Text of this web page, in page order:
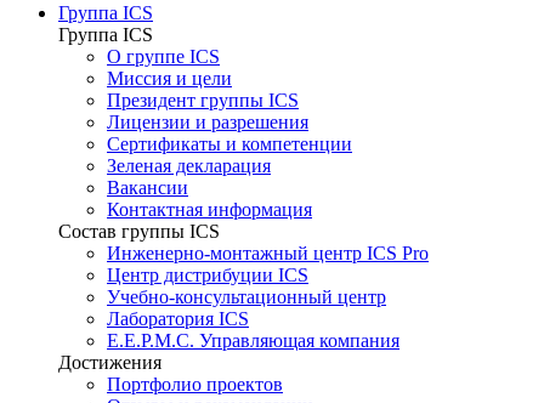
Группа ICS
Группа ICS
О группе ICS
Миссия и цели
Президент группы ICS
Лицензии и разрешения
Сертификаты и компетенции
Зеленая декларация
Вакансии
Контактная информация
Состав группы ICS
Инженерно-монтажный центр ICS Pro
Центр дистрибуции ICS
Учебно-консультационный центр
Лаборатория ICS
E.E.P.M.C. Управляющая компания
Достижения
Портфолио проектов